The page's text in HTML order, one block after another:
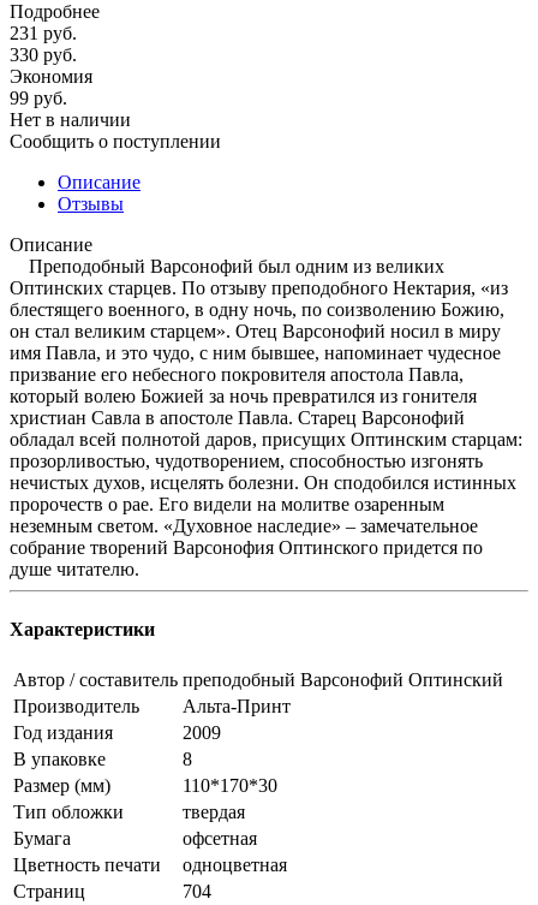
Подробнее
231 руб.
330 руб.
Экономия
99 руб.
Нет в наличии
Сообщить о поступлении
Описание
Отзывы
Описание
Преподобный Варсонофий был одним из великих
Оптинских старцев. По отзыву преподобного Нектария, «из
блестящего военного, в одну ночь, по соизволению Божию,
он стал великим старцем». Отец Варсонофий носил в миру
имя Павла, и это чудо, с ним бывшее, напоминает чудесное
призвание его небесного покровителя апостола Павла,
который волею Божией за ночь превратился из гонителя
христиан Савла в апостоле Павла. Старец Варсонофий
обладал всей полнотой даров, присущих Оптинским старцам:
прозорливостью, чудотворением, способностью изгонять
нечистых духов, исцелять болезни. Он сподобился истинных
пророчеств о рае. Его видели на молитве озаренным
неземным светом. «Духовное наследие» – замечательное
собрание творений Варсонофия Оптинского придется по
душе читателю.
Характеристики
Автор / составитель преподобный Варсонофий Оптинский
Производитель
Альта-Принт
Год издания
2009
В упаковке
8
Размер (мм)
110*170*30
Тип обложки
твердая
Бумага
офсетная
Цветность печати
одноцветная
Страниц
704